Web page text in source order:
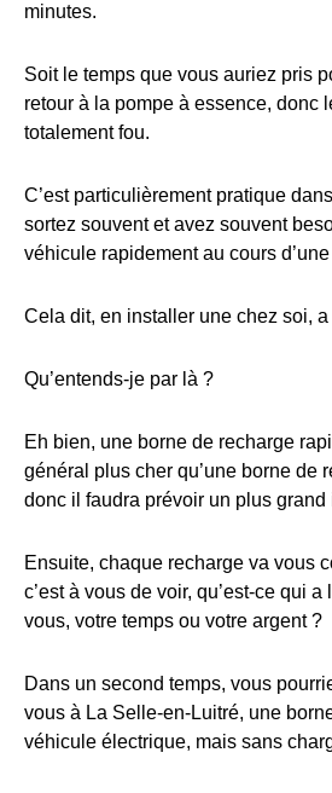
minutes.
Soit le temps que vous auriez pris
retour à la pompe à essence, donc
totalement fou.
C’est particulièrement pratique
sortez souvent et avez souvent
véhicule rapidement au cours
Cela dit, en installer une chez soi,
Qu’entends-je par là ?
Eh bien, une borne de recharge
général plus cher qu’une borne de
donc il faudra prévoir un plus grand
Ensuite, chaque recharge va vous
c’est à vous de voir, qu’est-ce qui
vous, votre temps ou votre argent ?
Dans un second temps, vous
vous à La Selle-en-Luitré, une
véhicule électrique, mais sans